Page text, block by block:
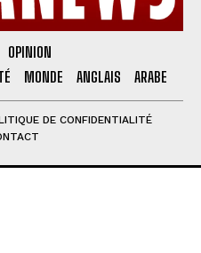
OPINION
MONDE ANGLAIS ARABE
DE CONFIDENTIALITÉ